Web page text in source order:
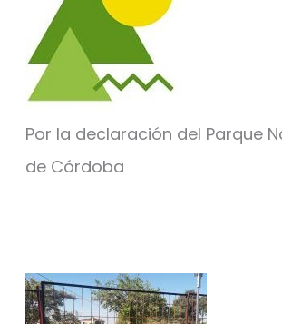
Por la declaración del Parque
de Córdoba